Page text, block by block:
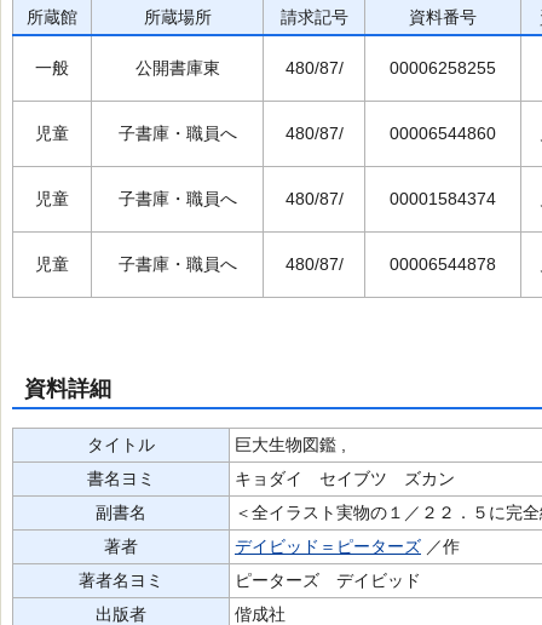
所蔵館 所蔵場所 請求記号 資料番号
一般 公開書庫東 480/87/ 00006258255
児童 子書庫・職員へ 480/87/ 00006544860
児童 子書庫・職員へ 480/87/ 00001584374
児童 子書庫・職員へ 480/87/ 00006544878
資料詳細
タイトル
巨大生物図鑑 ,
書名ヨミ
キョダイ セイブツ ズカン
副書名
＜全イラスト実物の１／２２．５に完
著者
デイビッド＝ピーターズ ／作
著者名ヨミ
ピーターズ デイビッド
出版者
偕成社